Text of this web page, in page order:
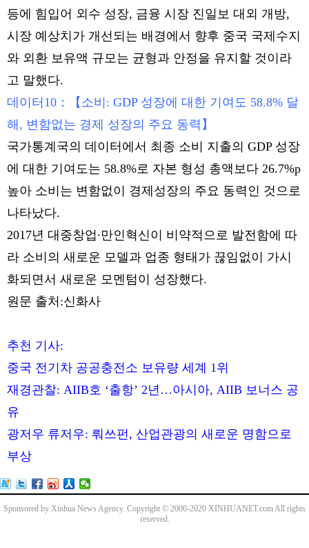
등에 힘입어 외수 성장, 금융 시장 진일보 대외 개방,
시장 예상치가 개선되는 배경에서 향후 중국 국제수지
와 외환 보유액 규모는 균형과 안정을 유지할 것이라
고 말했다.
데이터10：【소비: GDP 성장에 대한 기여도 58.8% 달
해, 변함없는 경제 성장의 주요 동력】
국가통계국의 데이터에서 최종 소비 지출의 GDP 성장
에 대한 기여도는 58.8%로 자본 형성 총액보다 26.7%p
높아 소비는 변함없이 경제성장의 주요 동력인 것으로
나타났다.
2017년 대중창업∙만인혁신이 비약적으로 발전함에 따
라 소비의 새로운 모델과 업종 형태가 끊임없이 가시
화되면서 새로운 모멘텀이 성장했다.
원문 출처:신화사
추천 기사:
중국 전기차 공공충전소 보유량 세계 1위
재경관찰: AIIB호 ‘출항’ 2년…아시아, AIIB 보너스 공
유
광저우 류저우: 뤄쓰펀, 산업관광의 새로운 명함으로
부상